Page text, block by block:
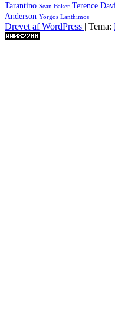
Tarantino Sean Baker Terence
Anderson Yorgos Lanthimos
Drevet af WordPress | Tema: